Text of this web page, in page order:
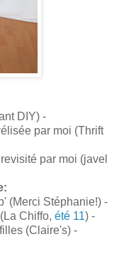
DIY) -
par moi (Thrift
par moi (javel
(Merci Stéphanie!) -
Chiffo, été 11) -
(Claire's) -